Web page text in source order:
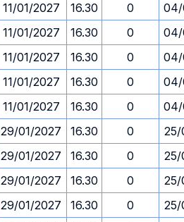
11/01/2027 16.30 0
04/
11/01/2027 16.30 0
04/
11/01/2027 16.30 0
04/
11/01/2027 16.30 0
04/
11/01/2027 16.30 0
04/
29/01/2027 16.30 0
25/
29/01/2027 16.30 0
25/
29/01/2027 16.30 0
25/
29/01/2027 16.30 0
25/